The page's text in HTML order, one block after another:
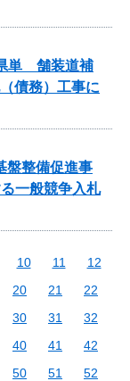
単 舗装道補
債務）工事に
盤整備促進事
一般競争入札
10 11
12
20 21
22
30 31
32
40 41
42
50 51
52